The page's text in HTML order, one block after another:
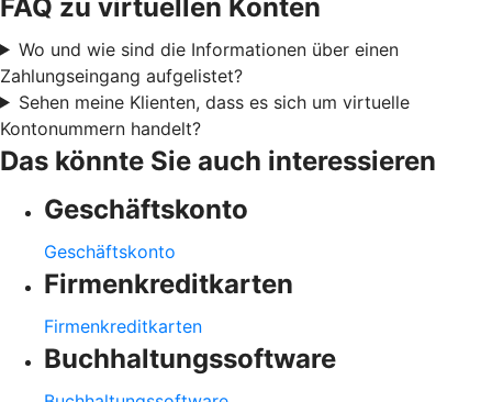
FAQ zu virtuellen Konten
Wo und wie sind die Informationen über einen
Zahlungseingang aufgelistet?
Sehen meine Klienten, dass es sich um virtuelle
Kontonummern handelt?
Das könnte Sie auch interessieren
Geschäftskonto
Geschäftskonto
Firmenkreditkarten
Firmenkreditkarten
Buchhaltungssoftware